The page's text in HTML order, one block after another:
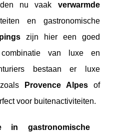
nu vaak verwarmde
en gastronomische
zijn hier een goed
van luxe en
bestaan er luxe
Provence Alpesof
voor buitenactiviteiten.
in gastronomische